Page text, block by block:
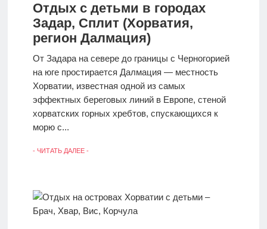
Отдых с детьми в городах
Задар, Сплит (Хорватия,
регион Далмация)
От Задара на севере до границы с Черногорией
на юге простирается Далмация — местность
Хорватии, известная одной из самых
эффектных береговых линий в Европе, стеной
хорватских горных хребтов, спускающихся к
морю с...
- ЧИТАТЬ ДАЛЕЕ -